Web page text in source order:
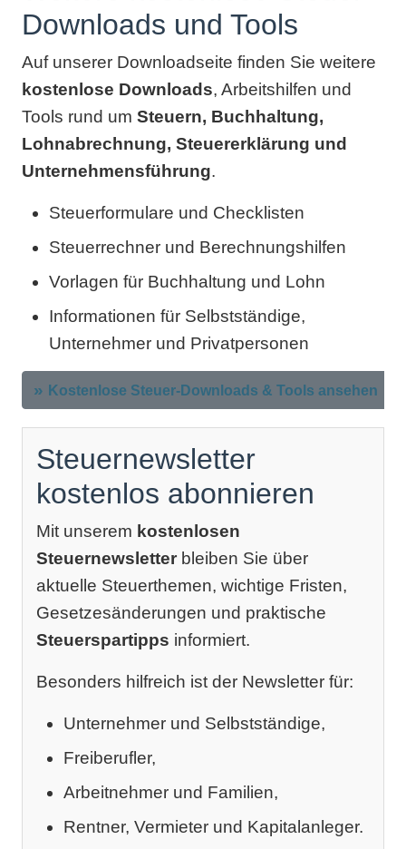
Downloads und Tools
Auf unserer Downloadseite finden Sie weitere
kostenlose Downloads, Arbeitshilfen und
Tools rund um Steuern, Buchhaltung,
Lohnabrechnung, Steuererklärung und
Unternehmensführung.
Steuerformulare und Checklisten
Steuerrechner und Berechnungshilfen
Vorlagen für Buchhaltung und Lohn
Informationen für Selbstständige,
Unternehmer und Privatpersonen
Kostenlose Steuer-Downloads & Tools ansehen
Steuernewsletter
kostenlos abonnieren
Mit unserem kostenlosen
Steuernewsletter bleiben Sie über
aktuelle Steuerthemen, wichtige Fristen,
Gesetzesänderungen und praktische
Steuerspartipps informiert.
Besonders hilfreich ist der Newsletter für:
Unternehmer und Selbstständige,
Freiberufler,
Arbeitnehmer und Familien,
Rentner, Vermieter und Kapitalanleger.